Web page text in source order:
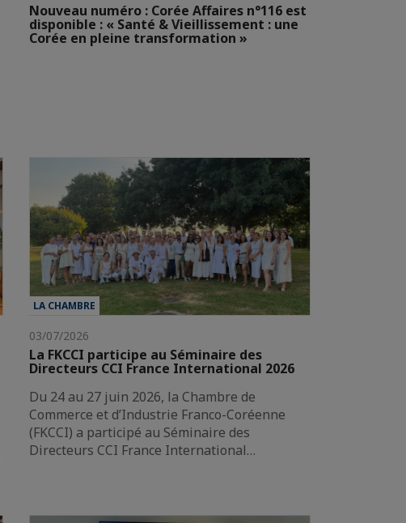
Nouveau numéro : Corée Affaires n°116 est
disponible : « Santé & Vieillissement : une
Corée en pleine transformation »
LA CHAMBRE
03/07/2026
La FKCCI participe au Séminaire des
Directeurs CCI France International 2026
Du 24 au 27 juin 2026, la Chambre de
Commerce et d’Industrie Franco-Coréenne
(FKCCI) a participé au Séminaire des
Directeurs CCI France International…